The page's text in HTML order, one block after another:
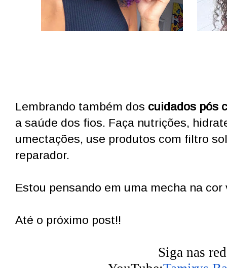
Lembrando também dos cuidados pós
a saúde dos fios. Faça nutrições,
umectações, use produtos com filtro
reparador.
Estou pensando em uma mecha na
Até o próximo post!!
Siga nas